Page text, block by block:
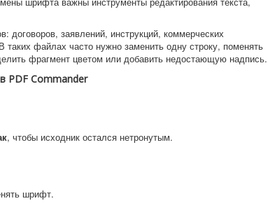
договоров, заявлений, инструкций, коммерческих
таких файлах часто нужно заменить одну строку, поменять
фрагмент цветом или добавить недостающую надпись.
PDF Commander
, чтобы исходник остался нетронутым.
шрифт.